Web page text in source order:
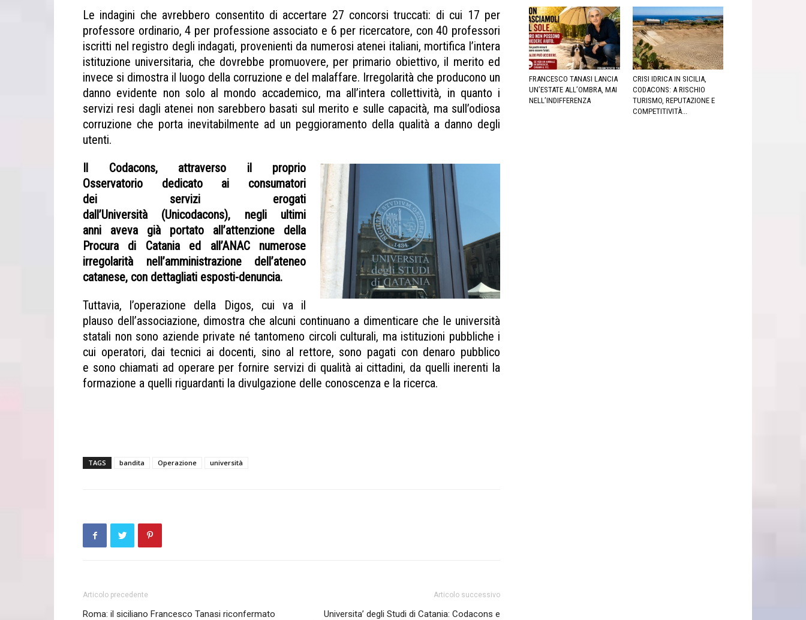
Le indagini che avrebbero consentito di accertare 27 concorsi truccati: di cui 17 per
professore ordinario, 4 per professione associato e 6 per ricercatore, con 40 professori
iscritti nel registro degli indagati, provenienti da numerosi atenei italiani, mortifica l’intera
istituzione universitaria, che dovrebbe promuovere, per primario obiettivo, il merito ed
invece si dimostra il luogo della corruzione e del malaffare. Irregolarità che producono un
danno evidente non solo al mondo accademico, ma all’intera collettività, in quanto i
servizi resi dagli atenei non sarebbero basati sul merito e sulle capacità, ma sull’odiosa
corruzione che porta inevitabilmente ad un peggioramento della qualità a danno degli
utenti.
Il Codacons, attraverso il proprio
Osservatorio dedicato ai consumatori
dei servizi erogati
dall’Università (Unicodacons), negli ultimi
anni aveva già portato all’attenzione della
Procura di Catania ed all’ANAC numerose
irregolarità nell’amministrazione dell’ateneo
catanese, con dettagliati esposti-denuncia.
Tuttavia, l’operazione della Digos, cui va il
plauso dell’associazione, dimostra che alcuni continuano a dimenticare che le università
statali non sono aziende private né tantomeno circoli culturali, ma istituzioni pubbliche i
cui operatori, dai tecnici ai docenti, sino al rettore, sono pagati con denaro pubblico
e sono chiamati ad operare per fornire servizi di qualità ai cittadini, da quelli inerenti la
formazione a quelli riguardanti la divulgazione delle conoscenza e la ricerca.
TAGS bandita Operazione università
Articolo precedente
Roma: il siciliano Francesco Tanasi riconfermato
Articolo successivo
Universita’ degli Studi di Catania: Codacons e
FRANCESCO TANASI LANCIA
UN’ESTATE ALL’OMBRA, MAI
NELL’INDIFFERENZA
CRISI IDRICA IN SICILIA,
CODACONS: A RISCHIO
TURISMO, REPUTAZIONE E
COMPETITIVITÀ...